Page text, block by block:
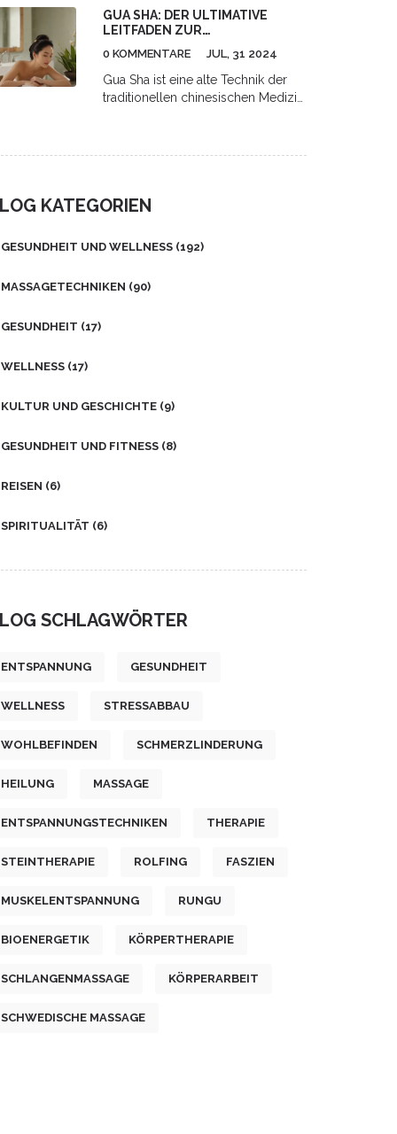
klar und alltagstauglich.
GUA SHA: DER ULTIMATIVE
LEITFADEN ZUR
0 KOMMENTARE JUL, 31 2024
Gua Sha ist eine alte Technik der
traditionellen chinesischen Medizin,
Aussehen der Haut erheblich
diesem Artikel, wie Gua Sha
funktioniert, welche Vorteile es
Hause anwenden können.
KATEGORIEN
GESUNDHEIT UND WELLNESS (192)
MASSAGETECHNIKEN (90)
GESUNDHEIT (17)
WELLNESS (17)
KULTUR UND GESCHICHTE (9)
GESUNDHEIT UND FITNESS (8)
REISEN (6)
SPIRITUALITÄT (6)
SCHLAGWÖRTER
ENTSPANNUNG GESUNDHEIT
WELLNESS STRESSABBAU
WOHLBEFINDEN SCHMERZLINDERUNG
HEILUNG MASSAGE
ENTSPANNUNGSTECHNIKEN THERAPIE
STEINTHERAPIE ROLFING FASZIEN
MUSKELENTSPANNUNG RUNGU
BIOENERGETIK KÖRPERTHERAPIE
SCHLANGENMASSAGE KÖRPERARBEIT
SCHWEDISCHE MASSAGE